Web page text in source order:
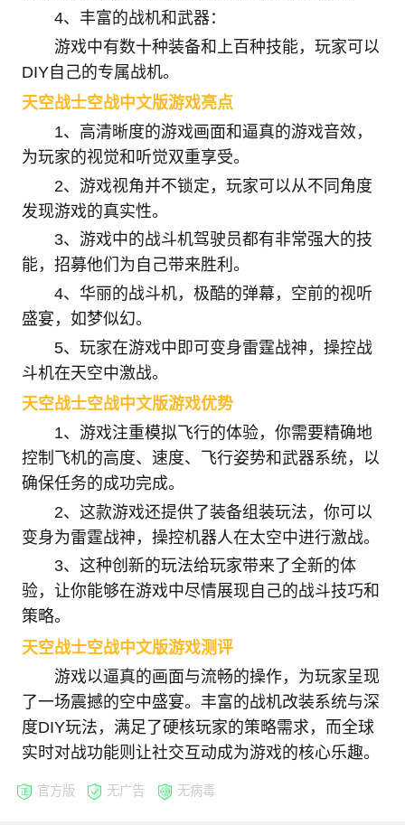
4、丰富的战机和武器：
游戏中有数十种装备和上百种技能，玩家可以
DIY自己的专属战机。
天空战士空战中文版游戏亮点
1、高清晰度的游戏画面和逼真的游戏音效，
为玩家的视觉和听觉双重享受。
2、游戏视角并不锁定，玩家可以从不同角度
发现游戏的真实性。
3、游戏中的战斗机驾驶员都有非常强大的技
能，招募他们为自己带来胜利。
4、华丽的战斗机，极酷的弹幕，空前的视听
盛宴，如梦似幻。
5、玩家在游戏中即可变身雷霆战神，操控战
斗机在天空中激战。
天空战士空战中文版游戏优势
1、游戏注重模拟飞行的体验，你需要精确地
控制飞机的高度、速度、飞行姿势和武器系统，以
确保任务的成功完成。
2、这款游戏还提供了装备组装玩法，你可以
变身为雷霆战神，操控机器人在太空中进行激战。
3、这种创新的玩法给玩家带来了全新的体
验，让你能够在游戏中尽情展现自己的战斗技巧和
策略。
天空战士空战中文版游戏测评
游戏以逼真的画面与流畅的操作，为玩家呈现
了一场震撼的空中盛宴。丰富的战机改装系统与深
度DIY玩法，满足了硬核玩家的策略需求，而全球
实时对战功能则让社交互动成为游戏的核心乐趣。
官方版 无广告 无病毒